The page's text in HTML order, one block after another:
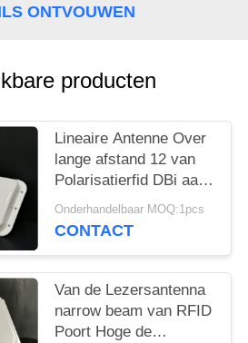
ONTVOUWEN
producten
Lineaire Antenne Over
lange afstand 12 van
Polarisatierfid DBi aan
het UHFbeheer van het
Bandvoertuig
Onderhandelbaar MOQ:1pcs
CONTACT
Van de Lezersantenna
narrow beam van RFID
Poort Hoge de